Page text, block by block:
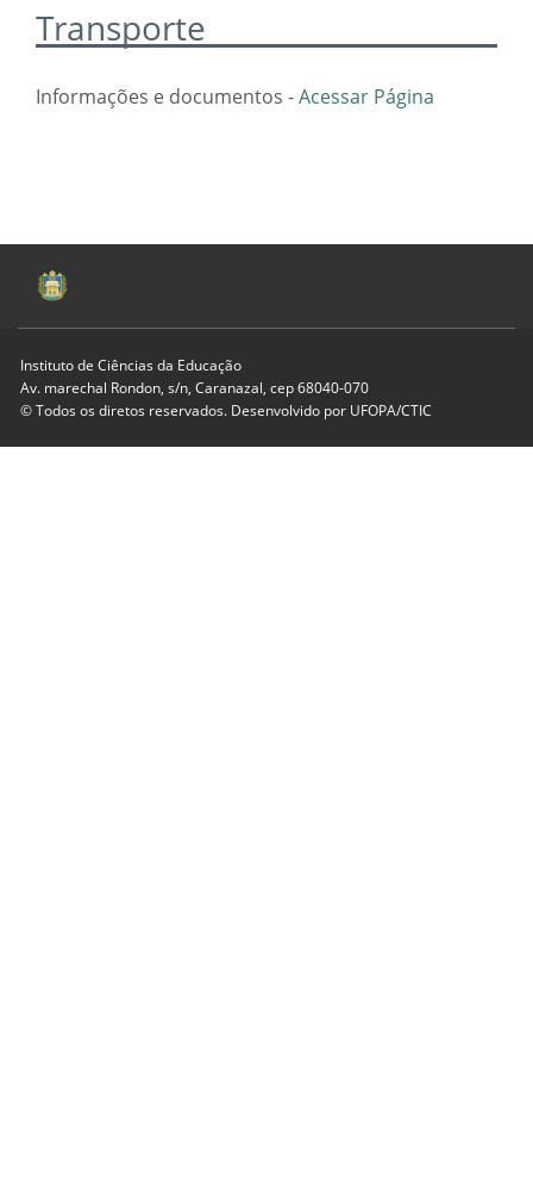
Transporte
Informações e documentos -Acessar Página
Instituto de Ciências da Educação
Av. marechal Rondon, s/n, Caranazal, cep 68040-070
© Todos os diretos reservados. Desenvolvido por UFOPA/CTIC